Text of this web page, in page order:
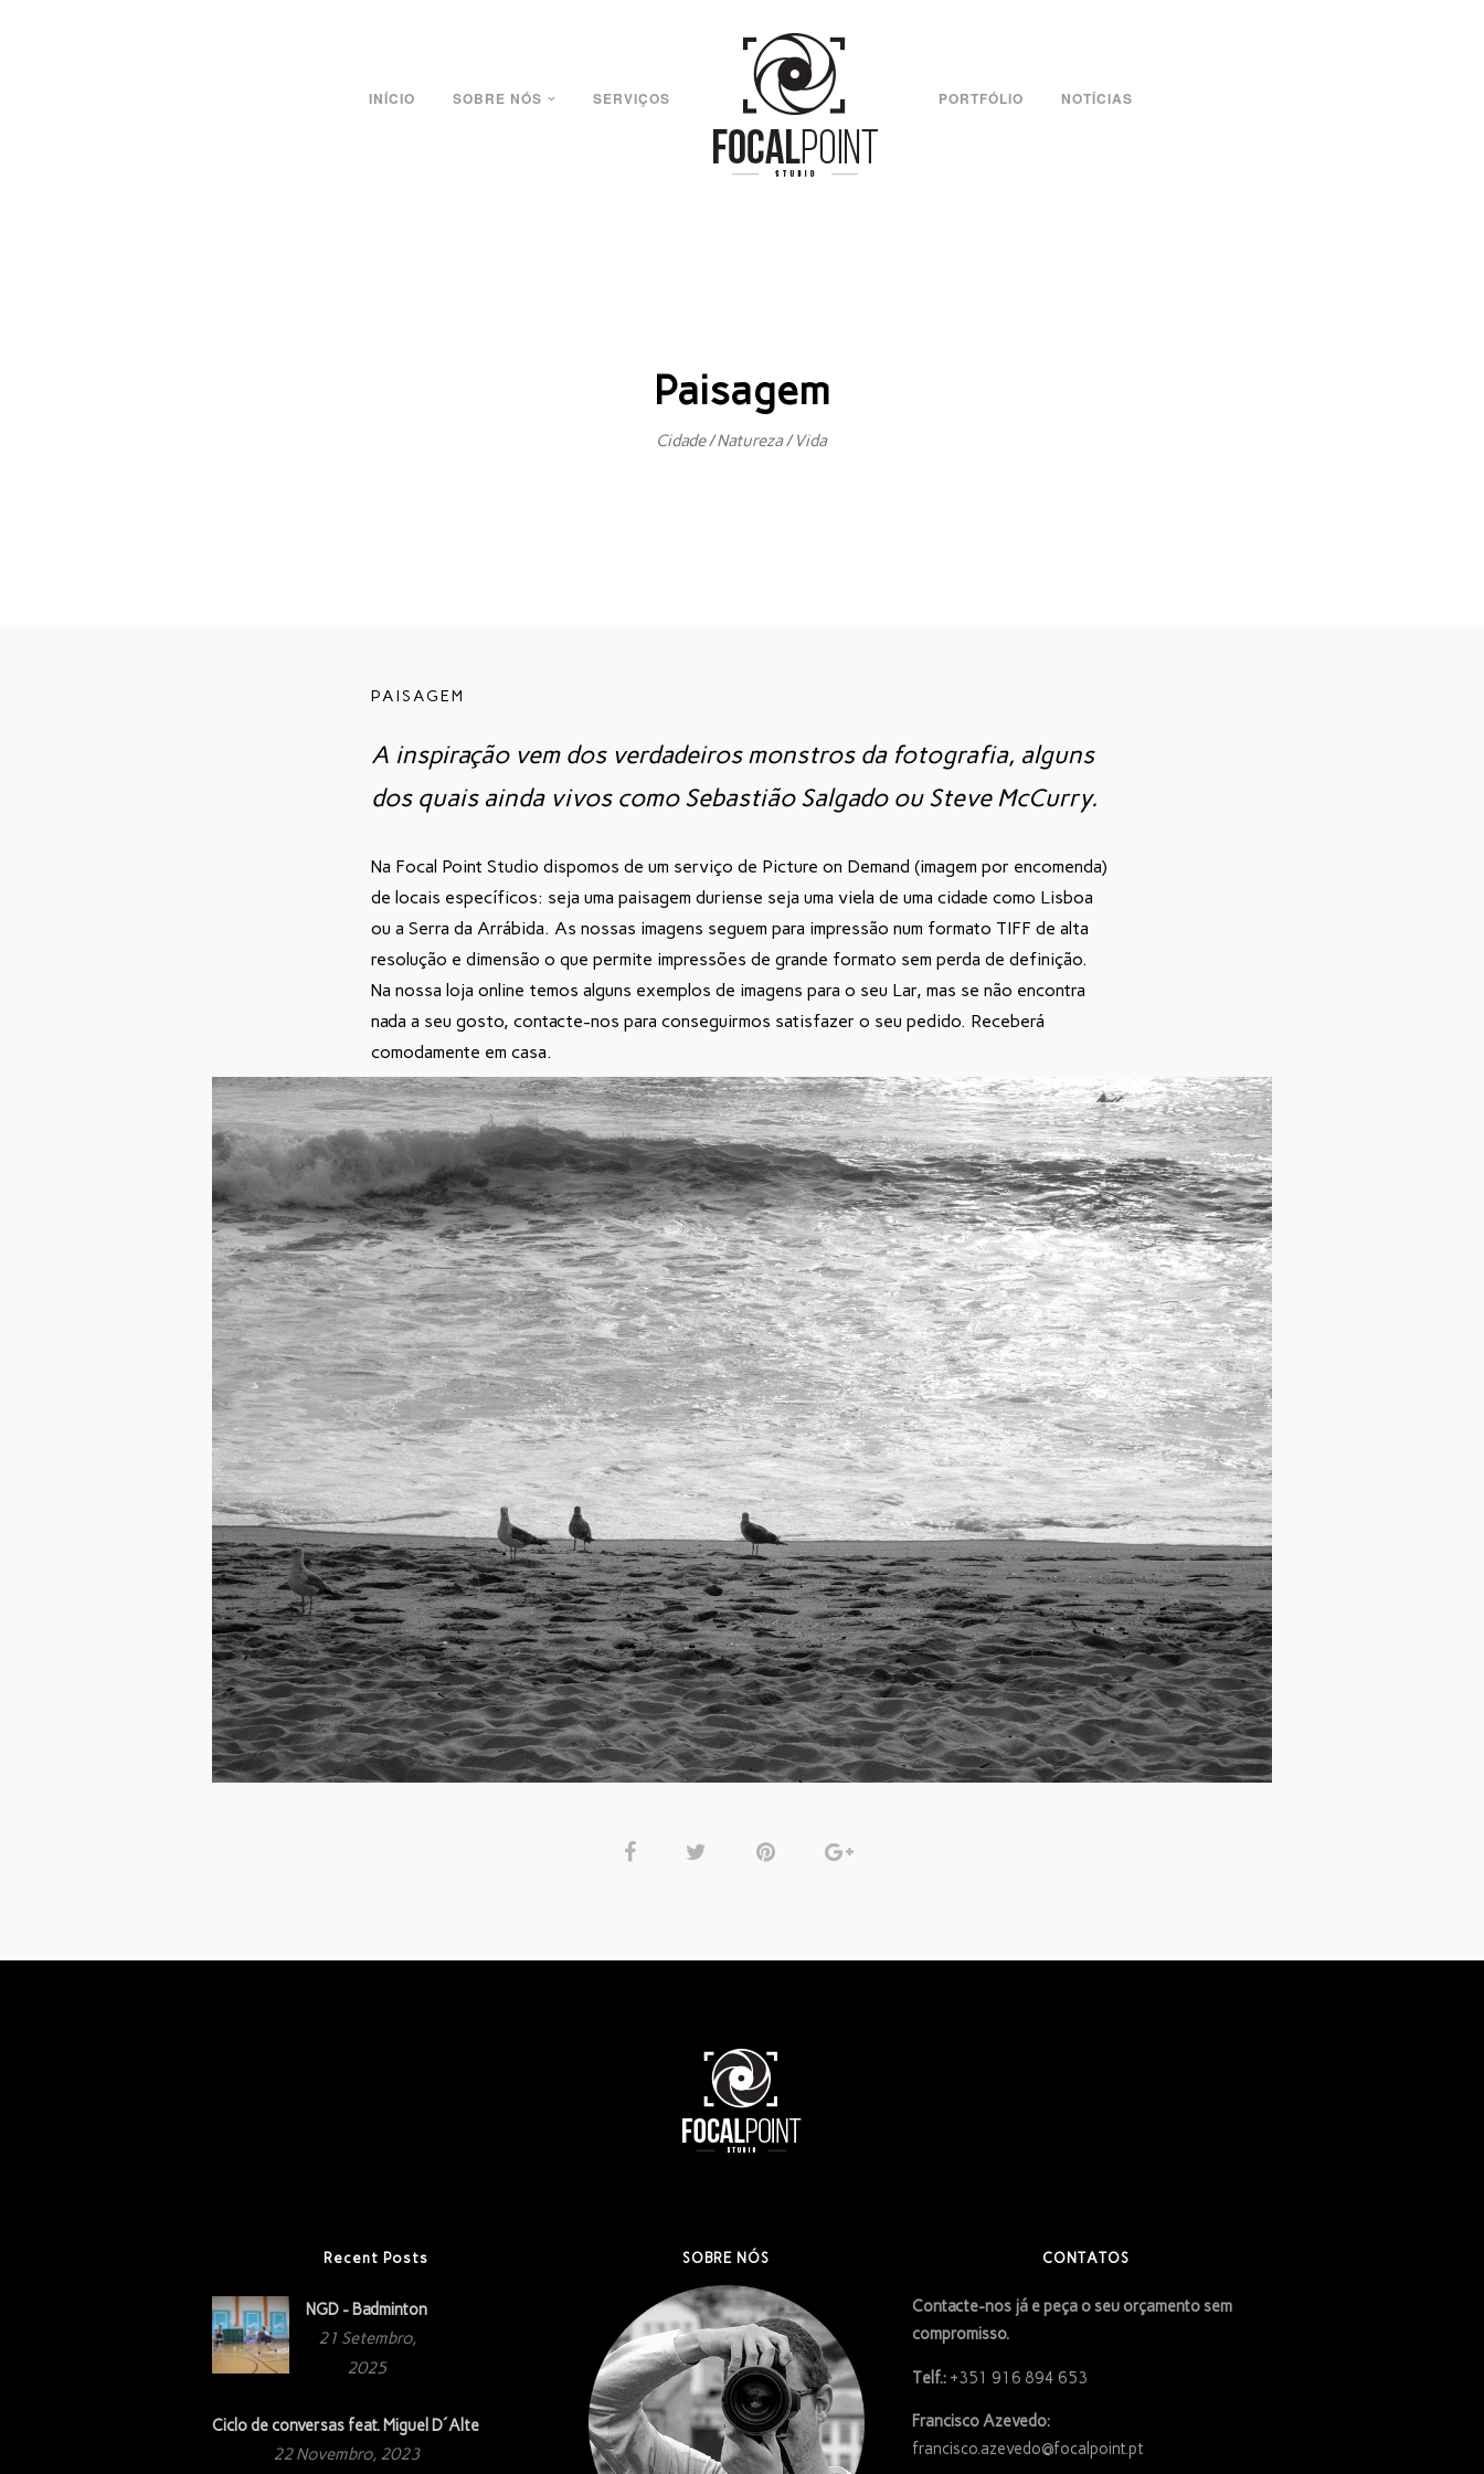
INÍCIO SOBRE NÓS SERVIÇOS PORTFÓLIO NOTÍCIAS
Paisagem
Cidade / Natureza / Vida
PAISAGEM
A inspiração vem dos verdadeiros monstros da fotografia, alguns
dos quais ainda vivos como Sebastião Salgado ou Steve McCurry.
Na Focal Point Studio dispomos de um serviço de Picture on Demand (imagem por encomenda)
de locais específicos: seja uma paisagem duriense seja uma viela de uma cidade como Lisboa
ou a Serra da Arrábida. As nossas imagens seguem para impressão num formato TIFF de alta
resolução e dimensão o que permite impressões de grande formato sem perda de definição.
Na nossa loja online temos alguns exemplos de imagens para o seu Lar, mas se não encontra
nada a seu gosto, contacte-nos para conseguirmos satisfazer o seu pedido. Receberá
comodamente em casa.
Recent Posts
NGD - Badminton
21 Setembro,
2025
Ciclo de conversas feat. Miguel D´Alte
22 Novembro, 2023
SOBRE NÓS CONTATOS
Contacte-nos já e peça o seu orçamento sem
compromisso.
Telf.:+351 916 894 653
Francisco Azevedo:
francisco.azevedo@focalpoint.pt